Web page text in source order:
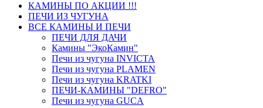
КАМИНЫ ПО АКЦИИ !!!
ПЕЧИ ИЗ ЧУГУНА
ВСЕ КАМИНЫ И ПЕЧИ
ПЕЧИ ДЛЯ ДАЧИ
Камины "ЭкоКамин"
Печи из чугуна INVICTA
Печи из чугуна PLAMEN
Печи из чугуна KRATKI
ПЕЧИ-КАМИНЫ "DEFRO"
Печи из чугуна GUCA